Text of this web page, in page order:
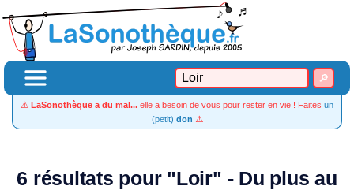
⚠️ LaSonothèque a du mal... elle a besoin de vous pour rester en vie ! Faites un
(petit) don ⚠️
6 résultats pour "Loir" - Du plus au